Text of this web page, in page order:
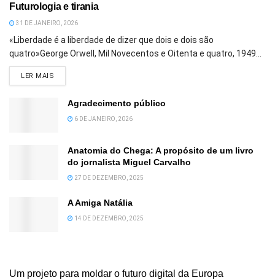
Futurologia e tirania
31 DE JANEIRO, 2026
«Liberdade é a liberdade de dizer que dois e dois são
quatro»George Orwell, Mil Novecentos e Oitenta e quatro, 1949...
LER MAIS
Agradecimento público
6 DE JANEIRO, 2026
Anatomia do Chega: A propósito de um livro
do jornalista Miguel Carvalho
27 DE DEZEMBRO, 2025
A Amiga Natália
14 DE DEZEMBRO, 2025
Um projeto para moldar o futuro digital da Europa